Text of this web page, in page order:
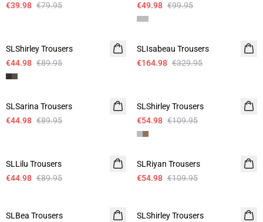
€39.98 €79.95
€49.98 €99.95
SLShirley Trousers
€44.98 €89.95
-50%
SLIsabeau Trousers
€164.98 €329.95
-50%
SLSarina Trousers
€44.98 €89.95
SLShirley Trousers
€54.98 €109.95
SLLilu Trousers
€44.98 €89.95
-50%
SLRiyan Trousers
€54.98 €109.95
SLBea Trousers
SLShirley Trousers